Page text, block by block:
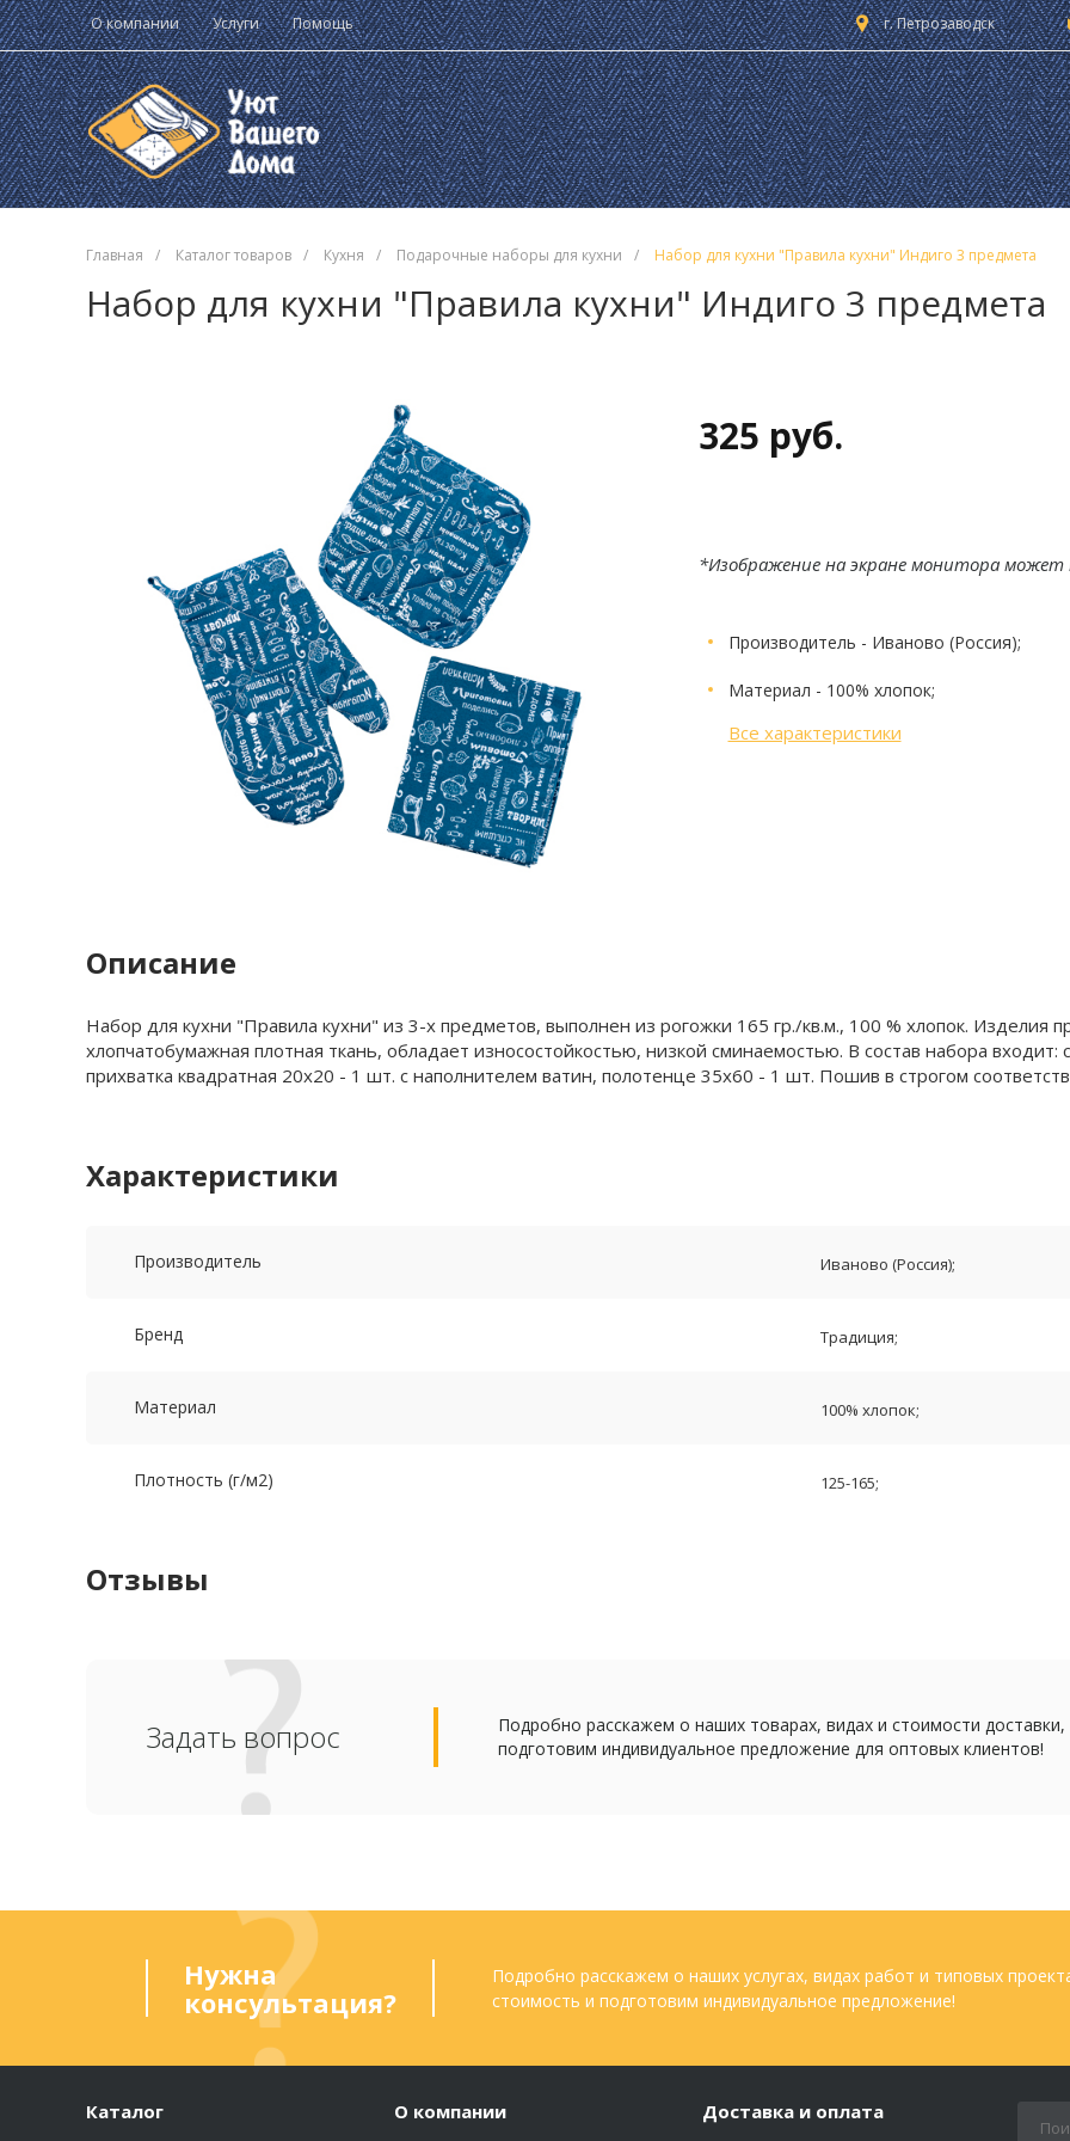
О компании Услуги Помощь г. Петрозаводск
Главная / Каталог товаров / Кухня / Подарочные наборы для кухни / Набор для кухни "Правила кухни" Индиго 3 предмета
Набор для кухни "Правила кухни" Индиго 3 предмета
325 руб.
*Изображение на экране монитора
Производитель - Иваново (Россия);
Материал - 100% хлопок;
Все характеристики
Описание
Набор для кухни "Правила кухни" из 3-х предметов, выполнен из рогожки 165 гр./кв.м., 100 % хлопок. Изделия
хлопчатобумажная плотная ткань, обладает износостойкостью, низкой сминаемостью. В состав набора входит:
прихватка квадратная 20х20 - 1 шт. с наполнителем ватин, полотенце 35х60 - 1 шт. Пошив в строгом
Характеристики
Производитель Иваново (Россия);
Бренд Традиция;
Материал 100% хлопок;
Плотность (г/м2) 125-165;
Отзывы
Задать вопрос
Подробно расскажем о наших товарах, видах и стоимости доставки,
подготовим индивидуальное предложение для оптовых клиентов!
Нужна
консультация?
Подробно расскажем о наших услугах, видах работ и типовых
стоимость и подготовим индивидуальное предложение!
Каталог О компании Доставка и оплата